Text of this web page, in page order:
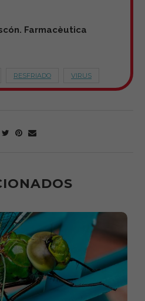
Farmacèutica
RESFRIADO VIRUS